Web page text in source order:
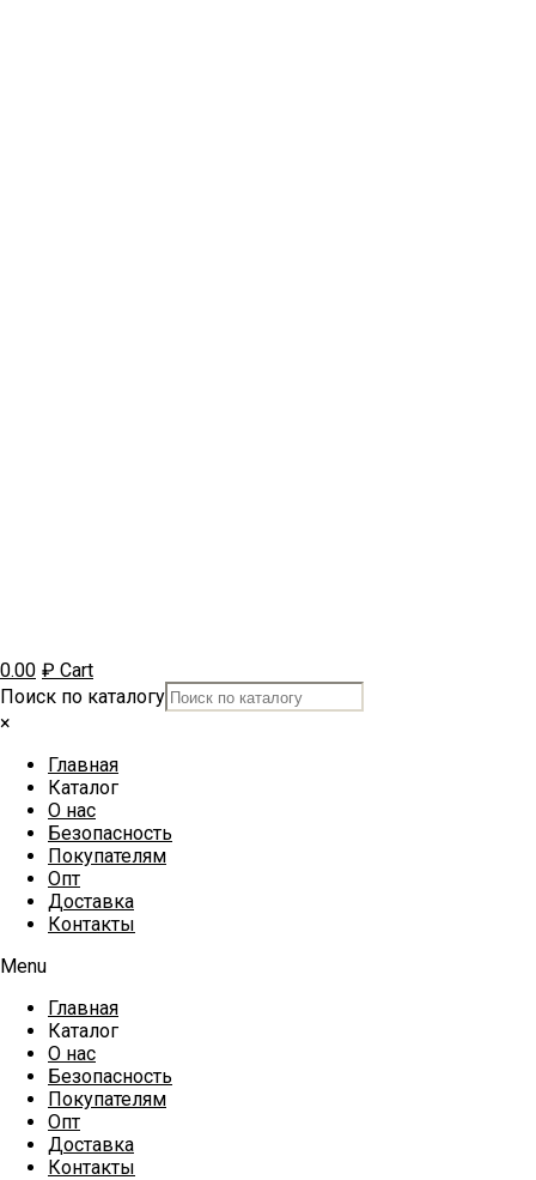
0.00 ₽ Cart
Поиск по каталогу
×
Главная
Каталог
О нас
Безопасность
Покупателям
Опт
Доставка
Контакты
Menu
Главная
Каталог
О нас
Безопасность
Покупателям
Опт
Доставка
Контакты